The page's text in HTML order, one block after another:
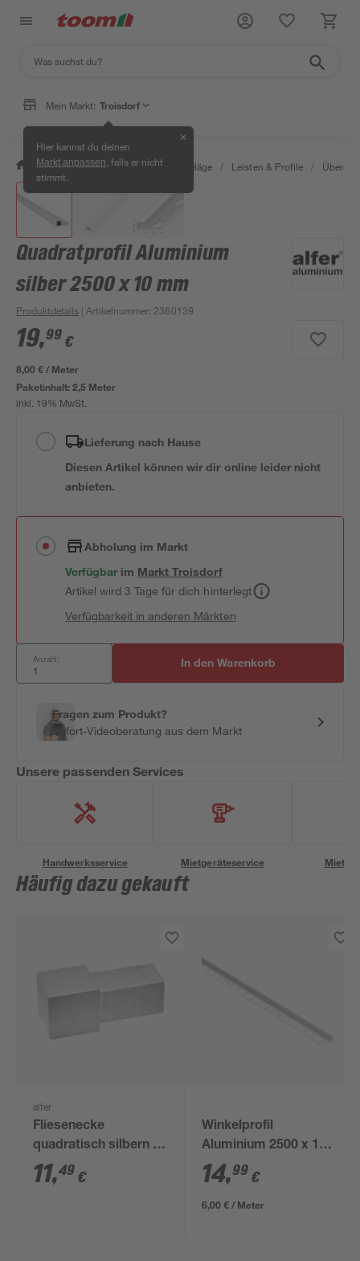
Mein Markt: Troisdorf
Hier kannst du deinen
Markt anpassen , falls er nicht
stimmt.
✕
/ Bauen & Renovieren / Bodenbeläge / Leisten & Profile /
Quadratprofil Aluminium
silber 2500 x 10 mm
Produktdetails | Artikelnummer: 2360139
19,99 €
8,00 € / Meter
Paketinhalt:2,5 Meter
inkl. 19% MwSt.
Lieferung nach Hause
Diesen Artikel können wir dir online leider nicht
anbieten.
Abholung im Markt
Verfügbar im MarktTroisdorf
Artikel wird 3 Tage für dich hinterlegt
Verfügbarkeit in anderen Märkten
Anzahl: In den Warenkorb
Fragen zum Produkt?
Sofort-Videoberatung aus dem Markt
Unsere passenden Services
Handwerksservice Mietgeräteservice
Häufig dazu gekauft
alfer
Fliesenecke
quadratisch silbern 1
cm
11,49 €
Winkelprofil
Aluminium 2500 x 10
mm
14,99 €
6,00 € / Meter